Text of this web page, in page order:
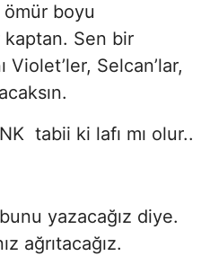
boyu
kaptan. Sen bir
Selcan’lar,
tabii ki lafı mı olur..
yazacağız diye.
ağrıtacağız.